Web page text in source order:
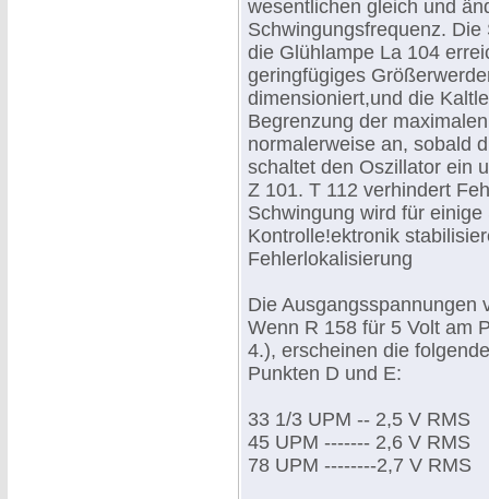
wesentlichen gleich und
Schwingungsfrequenz.
die Glühlampe La 104
geringfügiges
dimensioniert,und die
Begrenzung der
normalerweise an, sobald
schaltet den Oszillator ein
Z 101. T 112 verhindert
Schwingung wird für
Kontrolle!ektronik
Fehlerlokalisierung
Die Ausgangsspannungen
Wenn R 158 für 5 Volt am
4.), erscheinen die
Punkten D und E:
33 1/3 UPM -- 2,5 V RMS
45 UPM ------- 2,6 V RMS
78 UPM --------2,7 V RMS